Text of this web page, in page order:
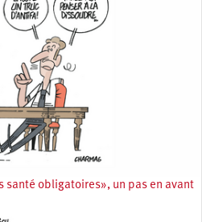
santé obligatoires», un pas en avant